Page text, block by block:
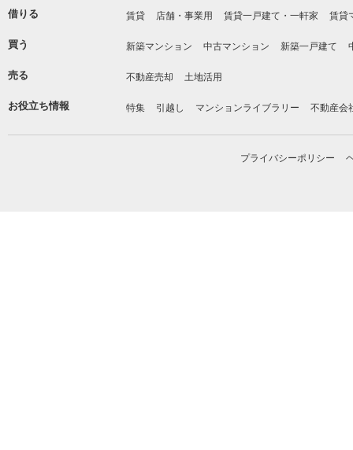
借りる 賃貸 店舗・事業用 賃貸一戸建て・一軒家 賃貸
買う 新築マンション 中古マンション 新築一戸建て
売る 不動産売却 土地活用
お役立ち情報 特集 引越し マンションライブラリー 不動産会
プライバシーポリシー